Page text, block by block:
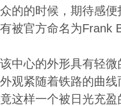
众的的时候，期待感
有被官方命名为Frank
该中心的外形具有轻
外观紧随着铁路的曲
竟这样一个被日光充